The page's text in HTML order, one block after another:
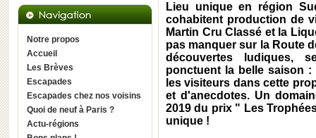
Notre propos
Accueil
Les Brèves
Escapades
Escapades chez nos voisins
Quoi de neuf à Paris ?
Actu-régions
Lieu unique en région
cohabitent production de
Martin Cru Classé et la
pas manquer sur la Route
découvertes ludiques,
ponctuent la belle saison
les visiteurs dans cette
et d'anecdotes. Un
2019 du prix " Les
unique !